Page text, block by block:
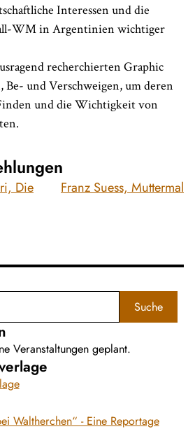
Interessen und die
WM in Argentinien wichtiger
recherchierten Graphic
und Verschweigen, um deren
und die Wichtigkeit von
Die
Franz Suess, Muttermal
Suche
Veranstaltungen geplant.
Waltherchen“ - Eine Reportage